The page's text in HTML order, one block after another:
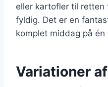
eller kartofler til retten
fyldig. Det er en
komplet middag på én
Variationer